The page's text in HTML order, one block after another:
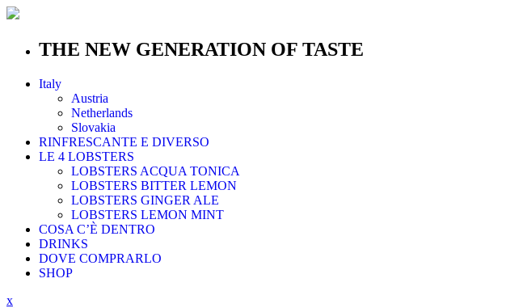
THE NEW GENERATION OF TASTE
Italy
Austria
Netherlands
Slovakia
RINFRESCANTE E DIVERSO
LE 4 LOBSTERS
LOBSTERS ACQUA TONICA
LOBSTERS BITTER LEMON
LOBSTERS GINGER ALE
LOBSTERS LEMON MINT
COSA C’È DENTRO
DRINKS
DOVE COMPRARLO
SHOP
x